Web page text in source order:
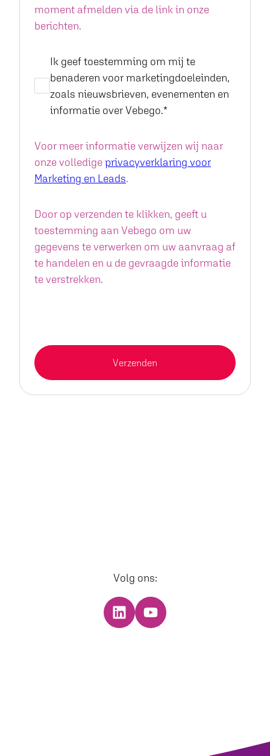
moment afmelden via de link in onze
berichten.
Ik geef toestemming om mij te
benaderen voor marketingdoeleinden,
zoals nieuwsbrieven, evenementen en
informatie over Vebego.*
Voor meer informatie verwijzen wij naar
onze volledigeprivacyverklaring voor
Marketing en Leads.
Door op verzenden te klikken, geeft u
toestemming aan Vebego om uw
gegevens te verwerken om uw aanvraag af
te handelen en u de gevraagde informatie
te verstrekken.
Verzenden
Volg ons: